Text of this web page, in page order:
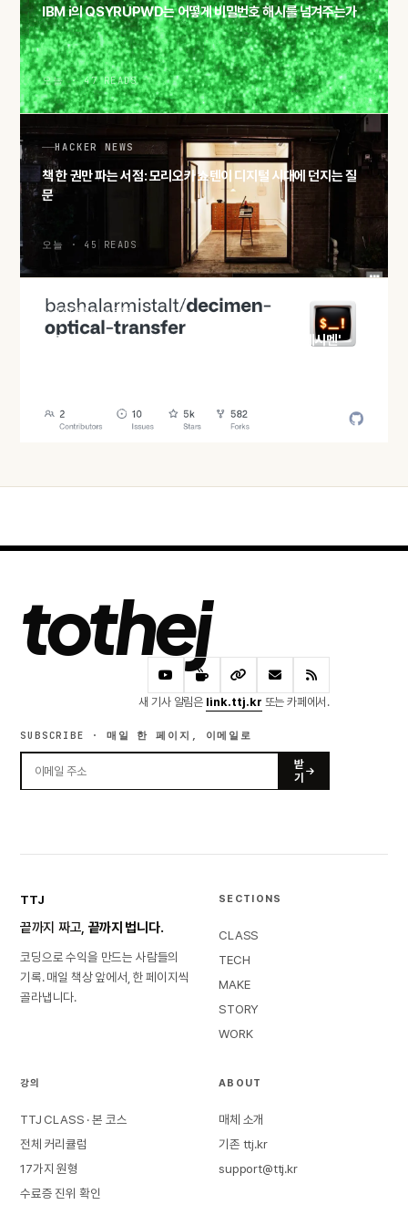
IBM i의 QSYRUPWD는 어떻게 비밀번호 해시를 넘겨주는가
오늘 · 47 READS
HACKER NEWS
책 한 권만 파는 서점: 모리오카 쇼텐이 디지털 시대에 던지는 질
문
오늘 · 45 READS
HACKER NEWS
화면과 카메라만으로 파일 전송, QR 분수코드 실험 '데시멘'
오늘 · 41 READS
tothej
새 기사 알림은 link.ttj.kr 또는 카페에서.
SUBSCRIBE · 매일 한 페이지, 이메일로
받
기
TTJ
끝까지 짜고, 끝까지 법니다.
코딩으로 수익을 만드는 사람들의
기록. 매일 책상 앞에서, 한 페이지씩
골라냅니다.
SECTIONS
CLASS
TECH
MAKE
STORY
WORK
강의
TTJ CLASS · 본 코스
전체 커리큘럼
17가지 원형
수료증 진위 확인
ABOUT
매체 소개
기존 ttj.kr
support@ttj.kr